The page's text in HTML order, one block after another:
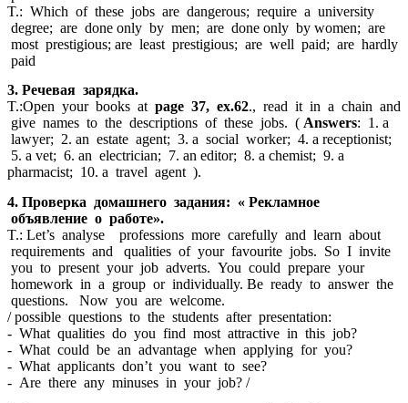
T.: Which of these jobs are dangerous; require a university
degree; are done only by men; are done only by women; are
most prestigious; are least prestigious; are well paid; are hardly
paid
3. Речевая зарядка.
T.:Open your books at page 37, ex.62., read it in a chain and
give names to the descriptions of these jobs. ( Answers: 1. a
lawyer; 2. an estate agent; 3. a social worker; 4. a receptionist;
5. a vet; 6. an electrician; 7. an editor; 8. a chemist; 9. a
pharmacist; 10. a travel agent ).
4. Проверка домашнего задания: « Рекламное
объявление о работе».
T.: Let’s analyse professions more carefully and learn about
requirements and qualities of your favourite jobs. So I invite
you to present your job adverts. You could prepare your
homework in a group or individually. Be ready to answer the
questions. Now you are welcome.
/ possible questions to the students after presentation:
- What qualities do you find most attractive in this job?
- What could be an advantage when applying for you?
- What applicants don’t you want to see?
- Are there any minuses in your job? /